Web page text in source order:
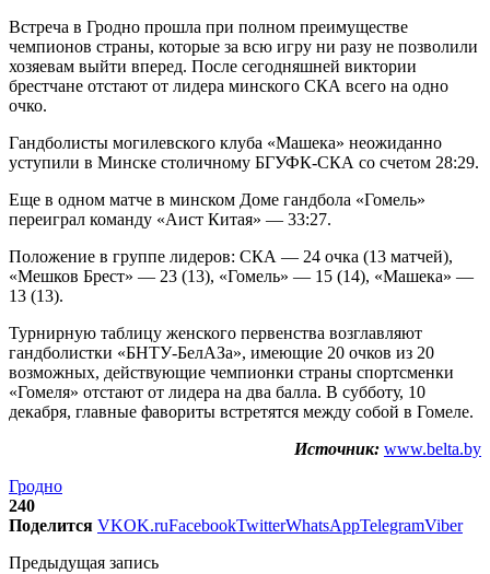
Встреча в Гродно прошла при полном преимуществе
чемпионов страны, которые за всю игру ни разу не позволили
хозяевам выйти вперед. После сегодняшней виктории
брестчане отстают от лидера минского СКА всего на одно
очко.
Гандболисты могилевского клуба «Машека» неожиданно
уступили в Минске столичному БГУФК-СКА со счетом 28:29.
Еще в одном матче в минском Доме гандбола «Гомель»
переиграл команду «Аист Китая» — 33:27.
Положение в группе лидеров: СКА — 24 очка (13 матчей),
«Мешков Брест» — 23 (13), «Гомель» — 15 (14), «Машека» —
13 (13).
Турнирную таблицу женского первенства возглавляют
гандболистки «БНТУ-БелАЗа», имеющие 20 очков из 20
возможных, действующие чемпионки страны спортсменки
«Гомеля» отстают от лидера на два балла. В субботу, 10
декабря, главные фавориты встретятся между собой в Гомеле.
Источник: www.belta.by
Гродно
240
Поделится VKOK.ruFacebookTwitterWhatsAppTelegramViber
Предыдущая запись